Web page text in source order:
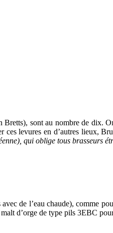
sont au nombre de dix.
levures en d’autres lieux,
qui oblige tous brasseurs
avec de l’eau chaude),
d’orge de type pils 3EBC